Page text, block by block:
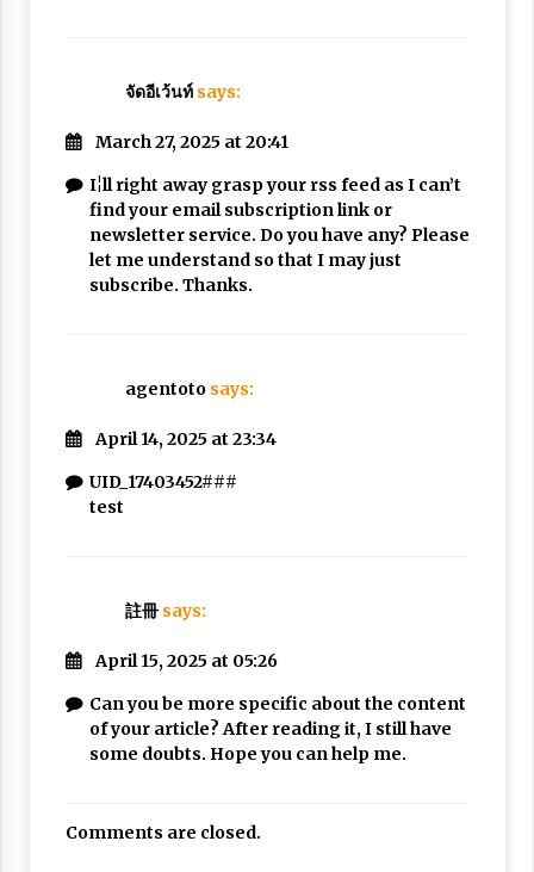
จัดอีเว้นท์ says:
March 27, 2025 at 20:41
I¦ll right away grasp your rss feed as I can’t
find your email subscription link or
newsletter service. Do you have any? Please
let me understand so that I may just
subscribe. Thanks.
agentoto says:
April 14, 2025 at 23:34
UID_17403452###
test
註冊 says:
April 15, 2025 at 05:26
Can you be more specific about the content
of your article? After reading it, I still have
some doubts. Hope you can help me.
Comments are closed.